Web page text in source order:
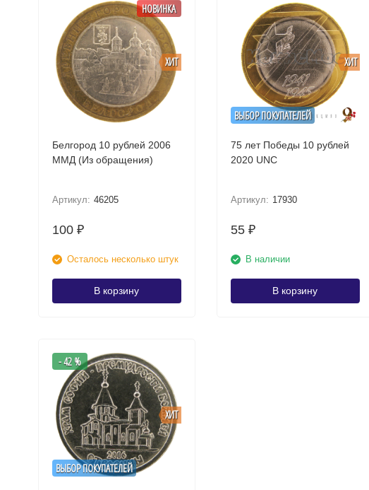
ХИТ
НОВИНКА
Белгород 10 рублей 2006
ММД (Из обращения)
Артикул: 46205
100 ₽
Осталось несколько штук
В корзину
ВЫБОР ПОКУПАТЕЛЕЙ
ХИТ
75 лет Победы 10 рублей
2020 UNC
Артикул: 17930
55 ₽
В наличии
В корзину
ВЫБОР ПОКУПАТЕЛЕЙ
ХИТ
- 42 %